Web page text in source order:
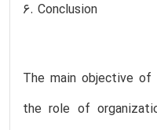
6. Conclusion
The main objective
the role of